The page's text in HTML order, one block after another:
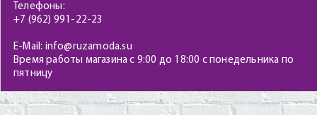
Телефоны:
+7 (962) 991-22-23
E-Mail: info@ruzamoda.su
Время работы магазина с 9:00 до 18:00 с понедельника по
пятницу